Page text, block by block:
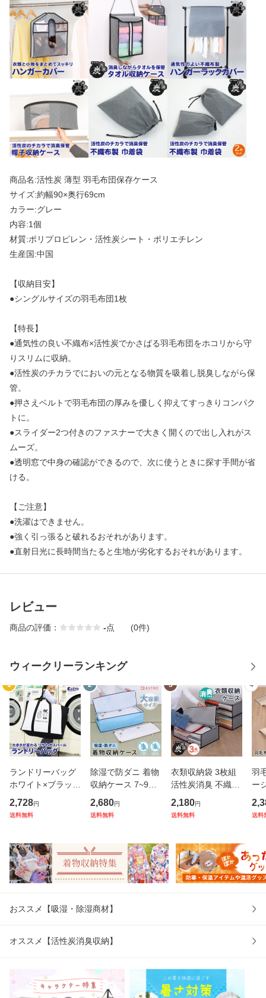
商品名:活性炭 薄型 羽毛布団保存ケース
サイズ:約幅90×奥行69cm
カラー:グレー
内容:1個
材質:ポリプロピレン・活性炭シート・ポリエチレン
生産国:中国
【収納目安】
●シングルサイズの羽毛布団1枚
【特長】
●通気性の良い不織布×活性炭でかさばる羽毛布団をホコリから守
りスリムに収納。
●活性炭のチカラでにおいの元となる物質を吸着し脱臭しながら保
管。
●押さえベルトで羽毛布団の厚みを優しく抑えてすっきりコンパク
トに。
●スライダー2つ付きのファスナーで大きく開くので出し入れがス
ムーズ。
●透明窓で中身の確認ができるので、次に使うときに探す手間が省
ける。
【ご注意】
●洗濯はできません。
●強く引っ張ると破れるおそれがあります。
●直射日光に長時間当たると生地が劣化するおそれがあります。
レビュー
商品の評価： -点 (0件)
ウィークリーランキング
1
ランドリーバッグ
ホワイト×ブラック
リサとガスパール
大容量 マチ幅が変
グ 洗濯カゴ ランド
リー
2,728円
送料無料
2
除湿で防ダニ 着物
収納ケース 7~9枚
収納 持ち手付き 通
気性の良い不織布
紙ごと 着物収納袋
浴衣 和服
2,680円
送料無料
3
衣類収納袋 3枚組
活性炭消臭 不織布
収納ケース 洋服 衣
装ケース 衣替え 保
2,180円
送料無料
4
羽
ー
イ
性
隙
送料
おススメ【吸湿・除湿商材】
オススメ【活性炭消臭収納】